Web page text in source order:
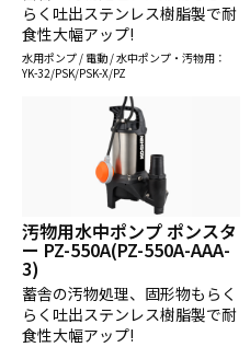
らく吐出ステンレス樹脂製で耐
食性大幅アップ!
水用ポンプ / 電動 / 水中ポンプ・汚物用：
YK-32/PSK/PSK-X/PZ
汚物用水中ポンプ ポンスタ
ー PZ-550A(PZ-550A-AAA-
3)
蓄舎の汚物処理、固形物もらく
らく吐出ステンレス樹脂製で耐
食性大幅アップ!